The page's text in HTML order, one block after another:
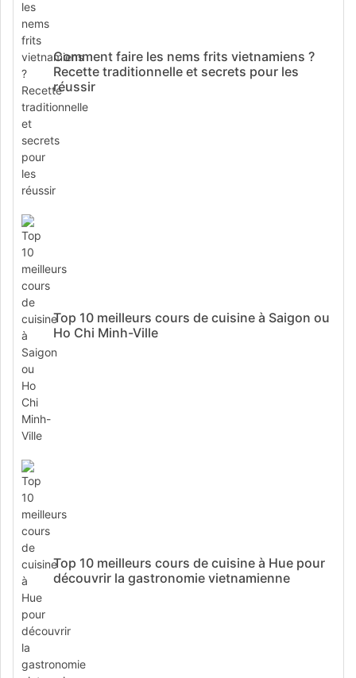
Comment faire les nems frits vietnamiens ?
Recette traditionnelle et secrets pour les
réussir
Top 10 meilleurs cours de cuisine à Saigon ou
Ho Chi Minh-Ville
Top 10 meilleurs cours de cuisine à Hue pour
découvrir la gastronomie vietnamienne